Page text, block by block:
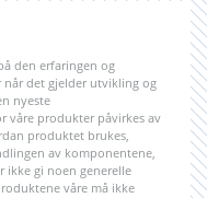
den erfaringen og
når det gjelder utvikling og
nyeste
våre produkter påvirkes av
produktet brukes,
av komponentene,
ikke gi noen generelle
våre må ikke